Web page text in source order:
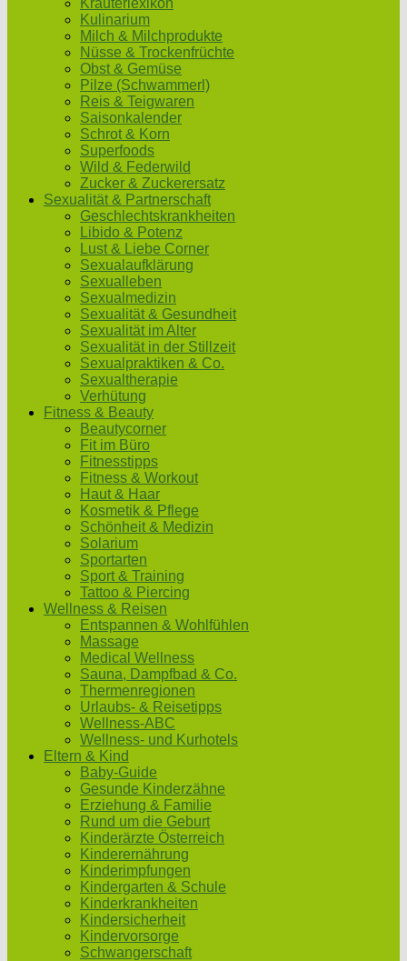
Kräuterlexikon
Kulinarium
Milch & Milchprodukte
Nüsse & Trockenfrüchte
Obst & Gemüse
Pilze (Schwammerl)
Reis & Teigwaren
Saisonkalender
Schrot & Korn
Superfoods
Wild & Federwild
Zucker & Zuckerersatz
Sexualität & Partnerschaft
Geschlechtskrankheiten
Libido & Potenz
Lust & Liebe Corner
Sexualaufklärung
Sexualleben
Sexualmedizin
Sexualität & Gesundheit
Sexualität im Alter
Sexualität in der Stillzeit
Sexualpraktiken & Co.
Sexualtherapie
Verhütung
Fitness & Beauty
Beautycorner
Fit im Büro
Fitnesstipps
Fitness & Workout
Haut & Haar
Kosmetik & Pflege
Schönheit & Medizin
Solarium
Sportarten
Sport & Training
Tattoo & Piercing
Wellness & Reisen
Entspannen & Wohlfühlen
Massage
Medical Wellness
Sauna, Dampfbad & Co.
Thermenregionen
Urlaubs- & Reisetipps
Wellness-ABC
Wellness- und Kurhotels
Eltern & Kind
Baby-Guide
Gesunde Kinderzähne
Erziehung & Familie
Rund um die Geburt
Kinderärzte Österreich
Kinderernährung
Kinderimpfungen
Kindergarten & Schule
Kinderkrankheiten
Kindersicherheit
Kindervorsorge
Schwangerschaft